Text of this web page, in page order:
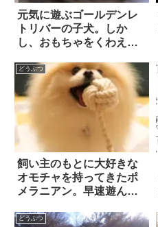
元気に遊ぶゴールデンレ
トリバーの子犬。しか
し、おもちゃをくわえて
端…？！
どうぶつ
飼い主のもとに大好きな
オモチャを持ってきたポ
メラニアン。早速遊んで
え！？
どうぶつ